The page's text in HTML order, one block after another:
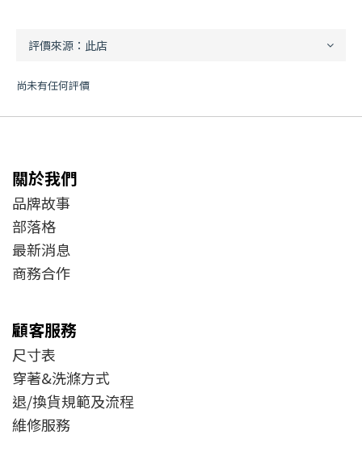
尚未有任何評價
關於我們
品牌故事
部落格
最新消息
商務合作
顧客服務
尺寸表
穿著&洗滌方式
退/換貨規範及流程
維修服務